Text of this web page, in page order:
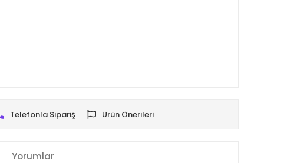
Telefonla Sipariş Ürün Önerileri
Yorumlar